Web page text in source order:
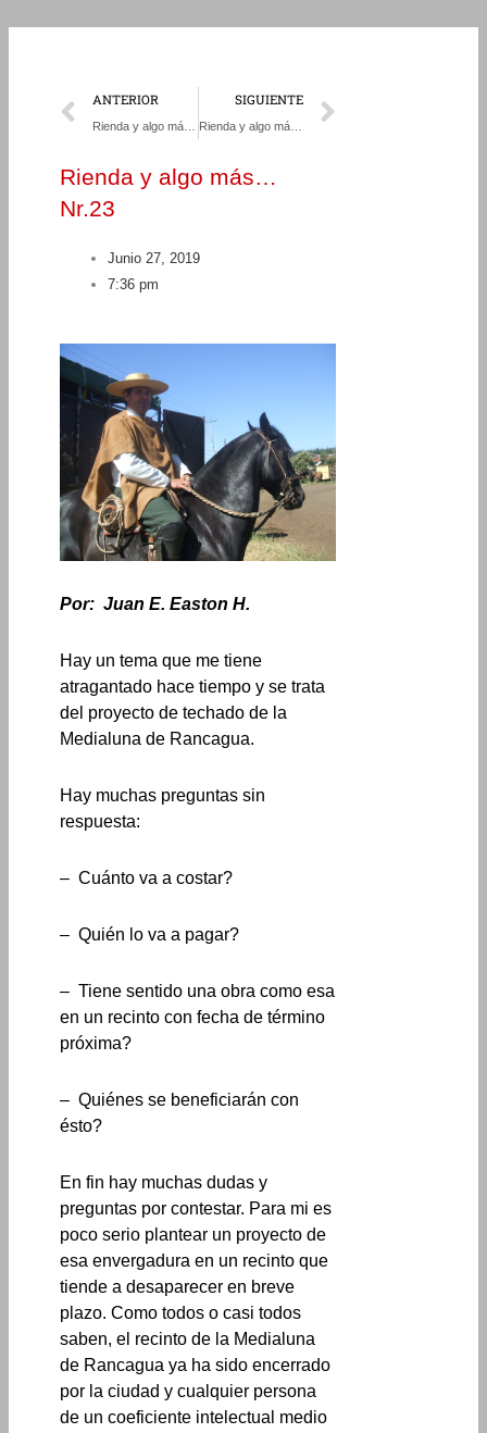
Prev
ANTERIOR SIGUIENTE
Rienda y algo más… Nr.24
Rienda y algo más…
Nr.23
Junio 27, 2019
7:36 pm
Por: Juan E. Easton H.
Hay un tema que me tiene
atragantado hace tiempo y se trata
del proyecto de techado de la
Medialuna de Rancagua.
Hay muchas preguntas sin
respuesta:
– Cuánto va a costar?
– Quién lo va a pagar?
– Tiene sentido una obra como esa
en un recinto con fecha de término
próxima?
– Quiénes se beneficiarán con
ésto?
En fin hay muchas dudas y
preguntas por contestar. Para mi es
poco serio plantear un proyecto de
esa envergadura en un recinto que
tiende a desaparecer en breve
plazo. Como todos o casi todos
saben, el recinto de la Medialuna
de Rancagua ya ha sido encerrado
por la ciudad y cualquier persona
de un coeficiente intelectual medio